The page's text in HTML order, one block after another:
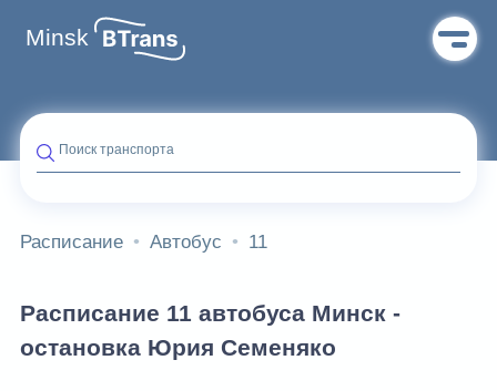
Minsk
Поиск транспорта
Расписание Автобус 11
Расписание 11 автобуса Минск -
остановка Юрия Семеняко